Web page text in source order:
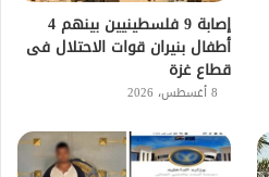
إصابة 9 فلسطينيين بينهم 4
أطفال بنيران قوات الاحتلال فى
قطاع غزة
8 أغسطس، 2026